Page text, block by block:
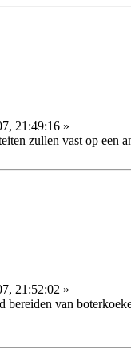
21:49:16 »
zullen vast op een
21:52:02 »
bereiden van